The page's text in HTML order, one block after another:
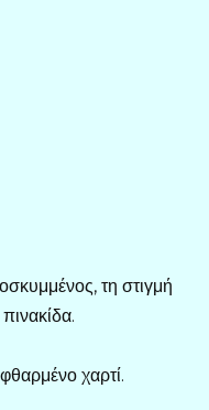
τη στιγμή
χαρτί.